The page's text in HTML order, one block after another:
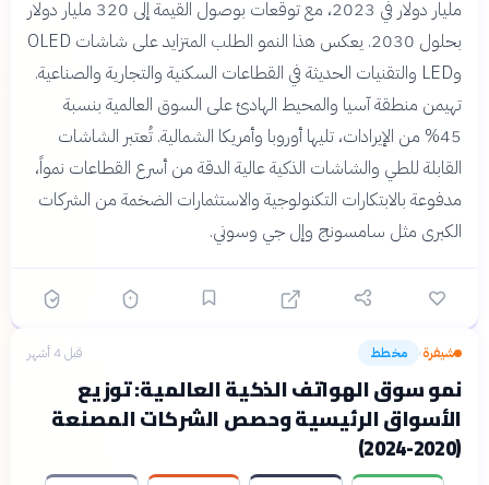
مليار دولار في 2023، مع توقعات بوصول القيمة إلى 320 مليار دولار
بحلول 2030. يعكس هذا النمو الطلب المتزايد على شاشات OLED
وLED والتقنيات الحديثة في القطاعات السكنية والتجارية والصناعية.
تهيمن منطقة آسيا والمحيط الهادئ على السوق العالمية بنسبة
45% من الإيرادات، تليها أوروبا وأمريكا الشمالية. تُعتبر الشاشات
القابلة للطي والشاشات الذكية عالية الدقة من أسرع القطاعات نمواً،
مدفوعة بالابتكارات التكنولوجية والاستثمارات الضخمة من الشركات
الكبرى مثل سامسونج وإل جي وسوني.
شيفرة› مخطط قبل 4 أشهر
نمو سوق الهواتف الذكية العالمية: توزيع
الأسواق الرئيسية وحصص الشركات المصنعة
(2020-2024)